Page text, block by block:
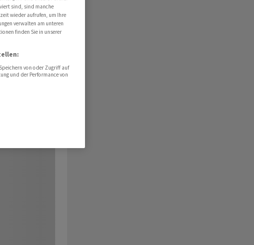
sind, sind manche
wieder aufrufen, um Ihre
verwalten am unteren
finden Sie in unserer
von oder Zugriff auf
und der Performance von